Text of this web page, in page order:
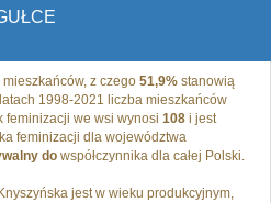
mieszkańców, z czego 51,9% stanowią
1998-2021 liczba mieszkańców
feminizacji we wsi wynosi 108 i jest
feminizacji dla województwa
do współczynnika dla całej Polski.
jest w wieku produkcyjnym,